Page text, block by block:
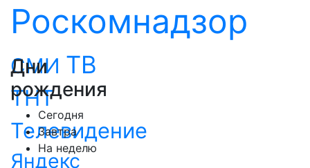
Роскомнадзор
СМИ ТВ
ТНТ
Телевидение
Яндекс
Дни
рождения
Сегодня
Завтра
На неделю